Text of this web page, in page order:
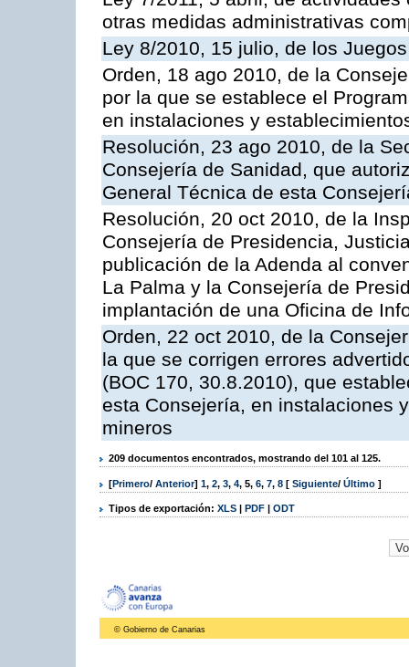
otras medidas administrativas
Ley 8/2010, 15 julio, de los
Orden, 18 ago 2010, de la
por la que se establece el
en instalaciones y
Resolución, 23 ago 2010, de la
Consejería de Sanidad, que
General Técnica de esta
Resolución, 20 oct 2010, de la
Consejería de Presidencia,
publicación de la Adenda al
La Palma y la Consejería de
implantación de una Oficina de
Orden, 22 oct 2010, de la
la que se corrigen errores
(BOC 170, 30.8.2010), que
esta Consejería, en instalaciones
mineros
209 documentos encontrados, mostrando del 101 al 125.
[Primero/ Anterior] 1, 2, 3, 4, 5, 6, 7, 8 [ Siguiente/ Último ]
Tipos de exportación: XLS | PDF | ODT
© Gobierno de Canarias